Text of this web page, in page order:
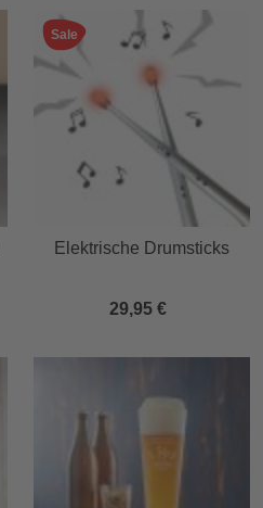
Sale
Elektrische Drumsticks
29,95 €